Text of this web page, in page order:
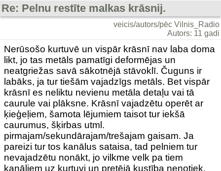
Re: Pelnu restīte malkas krāsnij.
veicis/autors/pēc Vilnis_Radio
Autors: 11 gadi
Nerūsošo kurtuvē un vispār krāsnī nav laba doma
likt, jo tas metāls pamatīgi deformējas un
neatgriežas savā sākotnējā stāvoklī. Čuguns ir
labāks, ja tur tiešām vajadzīgs metāls. Bet vispār
krāsnī es neliktu nevienu metāla detaļu vai tā
caurule vai plāksne. Krāsnī vajadzētu operēt ar
ķieģeļiem, šamota lējumiem taisot tur iekšā
caurumus, šķirbas utml.
pirmajam/sekundārajam/trešajam gaisam. Ja
pareizi tur tos kanālus sataisa, tad pelniem tur
nevajadzētu nonākt, jo vilkme velk pa tiem
kanāliem uz kurtuvi un pretējā kustība nenotiek.